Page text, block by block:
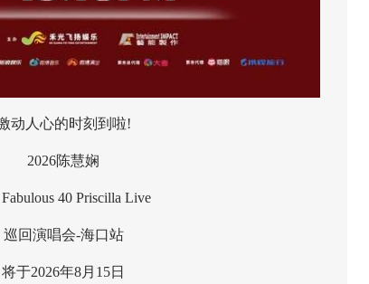
心的时刻到啦!
陈慧娴
40 Priscilla Live
演唱会-海口站
2026年8月15日